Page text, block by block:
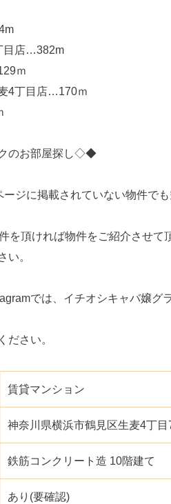
目店…382m
ｍ
4丁目店…170ｍ
のお部屋探し◇◆
ジに掲載されていない物件で
を頂ければ物件をご紹介させて
い。
では、イチオシキャバ嬢グ
ださい。
賃貸マンション
神奈川県横浜市鶴見区生麦4丁目
鉄筋コンクリート造 10階建て
あり(要確認)